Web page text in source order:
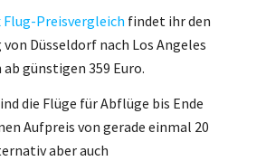
Preisvergleich findet ihr den
Düsseldorf nach Los Angeles
günstigen 359 Euro.
die Flüge für Abflüge bis Ende
Aufpreis von gerade einmal 20
aber auch